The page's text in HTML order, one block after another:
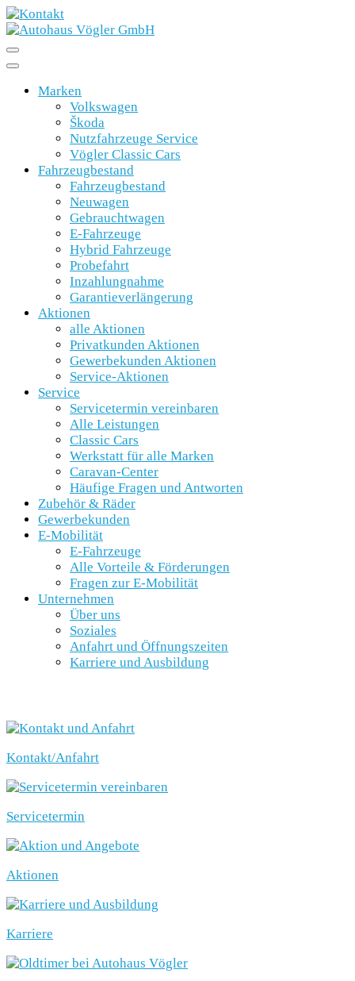
Marken
Volkswagen
Škoda
Nutzfahrzeuge Service
Vögler Classic Cars
Fahrzeugbestand
Fahrzeugbestand
Neuwagen
Gebrauchtwagen
E-Fahrzeuge
Hybrid Fahrzeuge
Probefahrt
Inzahlungnahme
Garantieverlängerung
Aktionen
alle Aktionen
Privatkunden Aktionen
Gewerbekunden Aktionen
Service-Aktionen
Service
Servicetermin vereinbaren
Alle Leistungen
Classic Cars
Werkstatt für alle Marken
Caravan-Center
Häufige Fragen und Antworten
Zubehör & Räder
Gewerbekunden
E-Mobilität
E-Fahrzeuge
Alle Vorteile & Förderungen
Fragen zur E-Mobilität
Unternehmen
Über uns
Soziales
Anfahrt und Öffnungszeiten
Karriere und Ausbildung
Kontakt/Anfahrt
Servicetermin
Aktionen
Karriere